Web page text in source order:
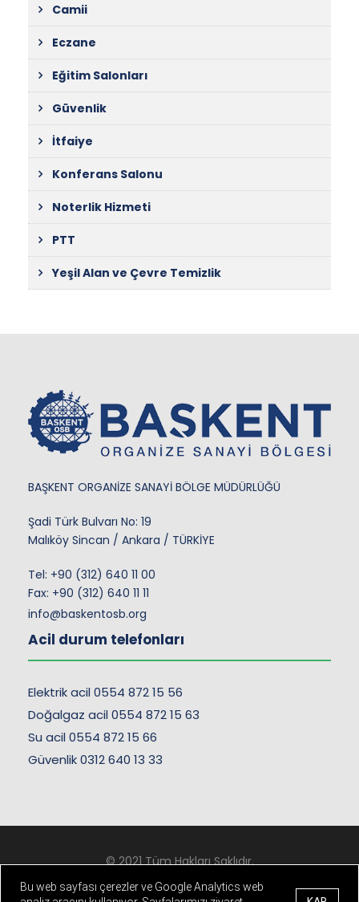
Camii
Eczane
Eğitim Salonları
Güvenlik
İtfaiye
Konferans Salonu
Noterlik Hizmeti
PTT
Yeşil Alan ve Çevre Temizlik
BAŞKENT ORGANİZE SANAYİ BÖLGE MÜDÜRLÜĞÜ
Şadi Türk Bulvarı No: 19
Malıköy Sincan / Ankara / TÜRKİYE
Tel: +90 (312) 640 11 00
Fax: +90 (312) 640 11 11
info@baskentosb.org
Acil durum telefonları
Elektrik acil 0554 872 15 56
Doğalgaz acil 0554 872 15 63
Su acil 0554 872 15 66
Güvenlik 0312 640 13 33
© 2021 Tüm Hakları Saklıdır.
Kişisel Verilerin Korunması
- Çerez ve Gizlilik Politikası
Bu web sayfası çerezler ve Google Analytics web